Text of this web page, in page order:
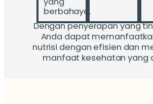
berbahaya.
Dengan penyerapan yang
Anda dapat
nutrisi dengan efisien dan
manfaat kesehatan yang